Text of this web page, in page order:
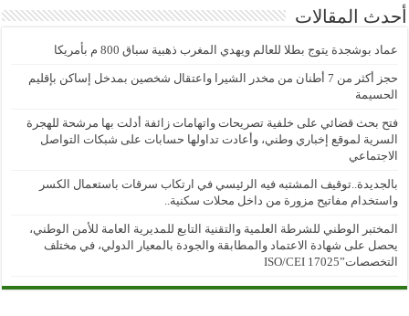
أحدث المقالات
عماد بوشجدة يتوج بطلا للعالم ويهدي المغرب ذهبية سباق 800 م بأمريكا
حجز أكثر من 7 أطنان من مخدر الشيرا واعتقال شخصين بمدخل إساكن بإقليم
الحسيمة
فتح بحث قضائي على خلفية تصريحات واتهامات زائفة أدلت بها مرشحة للهجرة
السرية لموقع إخباري وطني، وأعادت تداولها حسابات على شبكات التواصل
الاجتماعي
بالجديدة..توقيف المشتبه فيه الرئيسي في ارتكاب سرقات باستعمال الكسر
واستخدام مفاتيح مزورة من داخل محلات سكنية..
المختبر الوطني للشرطة العلمية والتقنية التابع للمديرية العامة للأمن الوطني،
يحصل على شهادة الاعتماد والمطابقة والجودة بالمعيار الدولي، في مختلف
التخصصات”ISO/CEI 17025